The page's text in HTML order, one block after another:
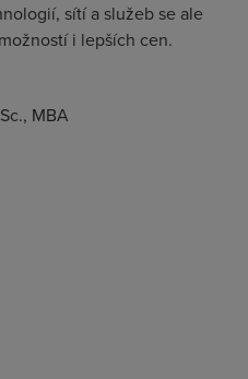
sítí a služeb se ale
i lepších cen.
MBA